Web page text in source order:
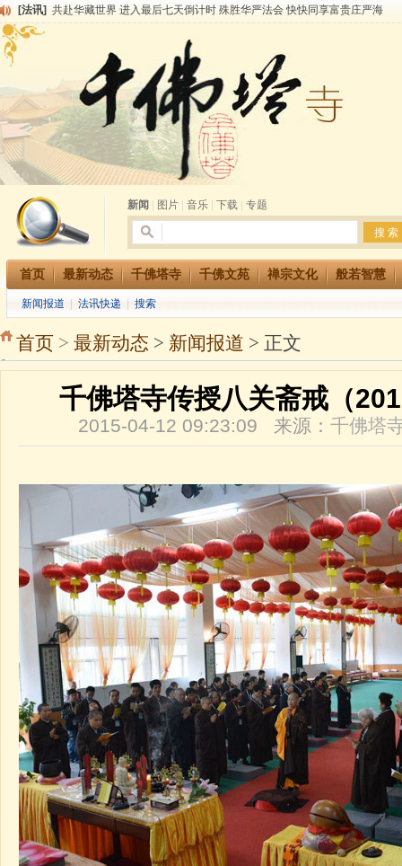
[法讯] 共赴华藏世界 进入最后七天倒计时 殊胜华严法会 快快同享富贵庄严海
[法讯]
清明节祭祖报恩地藏法会
本寺方丈上明下慧尼和尚开讲《六祖坛经》
[法讯]
2015-3-26师父于法堂对大众的开示
[法讯] 广东千佛塔寺云门佛学院女众部 2016年招生简章
[法讯]
恭请海涛法师莅临千佛塔寺弘法
[法讯]
2014年七月大法会 祈福息灾地藏七 冥阳两利普渡群蒙盂兰盆
[法讯]
千佛塔寺云门佛学院女众部2014年招生简章
[法讯] 千佛塔寺兴建佛学院综合大楼缘起
新闻
图片 音乐 下载 专题
首页 最新动态 千佛塔寺 千佛文苑 禅宗文化 般若智慧
新闻报道 法讯快递 搜索
首页 > 最新动态 > 新闻报道 > 正文
千佛塔寺传授八关斋戒（
2015-04-12 09:23:09 来源： 千佛塔